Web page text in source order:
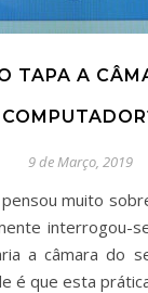
TAPA A
9 de Março, 2019
interrogou-
a câmara do
é que esta